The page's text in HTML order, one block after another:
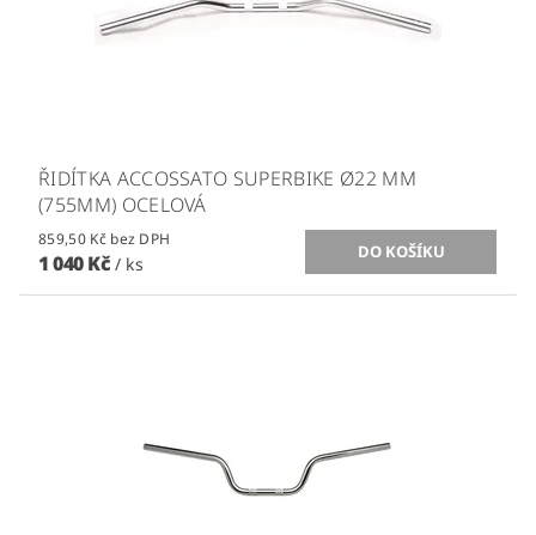
ŘIDÍTKA ACCOSSATO SUPERBIKE Ø22 MM
(755MM) OCELOVÁ
859,50 Kč bez DPH
1 040 Kč / ks